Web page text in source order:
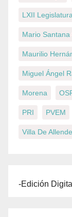
LXII Legislatura
Mario Santana
Maurilio
Miguel Ángel
Morena
PRI PVEM
Villa De Allende
-Edición